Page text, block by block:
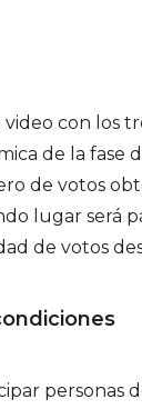
con los
de la fase
de votos
lugar será
de votos
personas